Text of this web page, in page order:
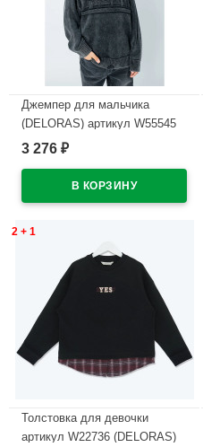
Джемпер для мальчика
(DELORAS) артикул W55545
размер 34/134-44/164 цвет
3 276 ₽
2 + 1
Толстовка для девочки
артикул W22736 (DELORAS)